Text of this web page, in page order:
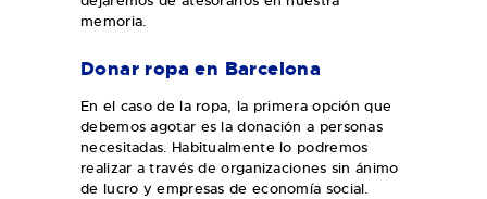
memoria.
Donar ropa en Barcelona
En el caso de la ropa, la primera opción que
debemos agotar es la donación a personas
necesitadas. Habitualmente lo podremos
realizar a través de organizaciones sin ánimo
de lucro y empresas de economía social.